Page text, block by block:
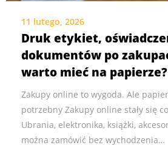
11 lutego, 2026
Druk etykiet,
dokumentów po
warto mieć na papierze?
Zakupy online to wygoda. Ale
potrzebny Zakupy online stały się
Ubrania, elektronika, książki,
można zamówić bez wychodzenia…